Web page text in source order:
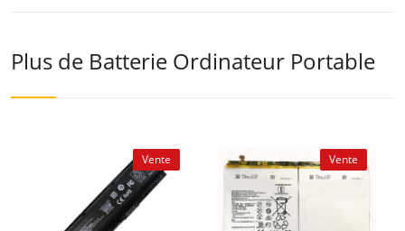
Plus de Batterie Ordinateur Portable
Vente Vente